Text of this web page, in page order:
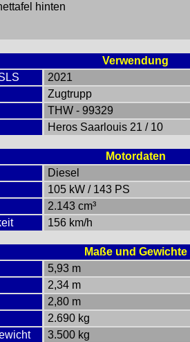
hinten
Verwendung
2021
Zugtrupp
THW - 99329
Heros Saarlouis 21 / 10
Motordaten
Diesel
105 kW / 143 PS
2.143 cm³
156 km/h
Maße und Gewichte
5,93 m
2,34 m
2,80 m
2.690 kg
3.500 kg